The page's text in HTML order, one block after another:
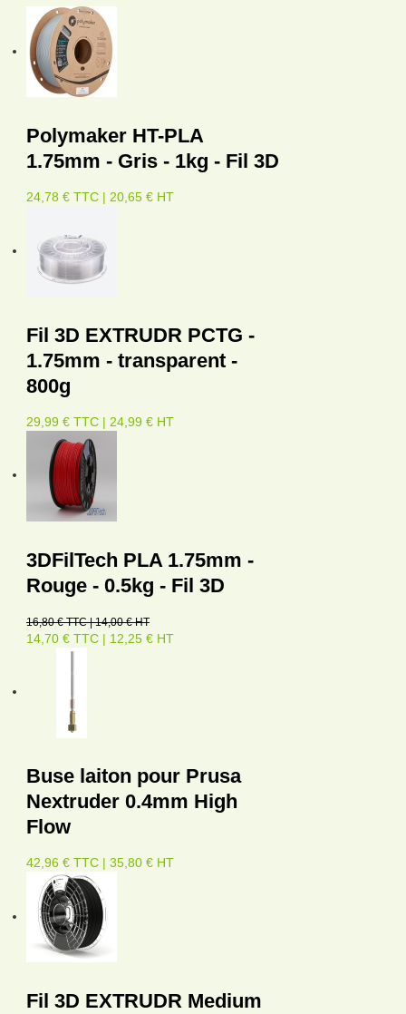
Polymaker HT-PLA
1.75mm - Gris - 1kg - Fil 3D
24,78 € TTC | 20,65 € HT
Fil 3D EXTRUDR PCTG -
1.75mm - transparent -
800g
29,99 € TTC | 24,99 € HT
3DFilTech PLA 1.75mm -
Rouge - 0.5kg - Fil 3D
16,80 € TTC | 14,00 € HT
14,70 € TTC | 12,25 € HT
Buse laiton pour Prusa
Nextruder 0.4mm High
Flow
42,96 € TTC | 35,80 € HT
Fil 3D EXTRUDR Medium